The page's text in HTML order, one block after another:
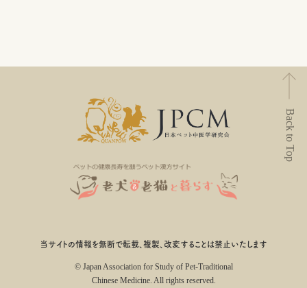
Back to Top
当サイトの情報を無断で転載、複製、改変することは禁止いたします
© Japan Association for Study of Pet-Traditional
Chinese Medicine. All rights reserved.